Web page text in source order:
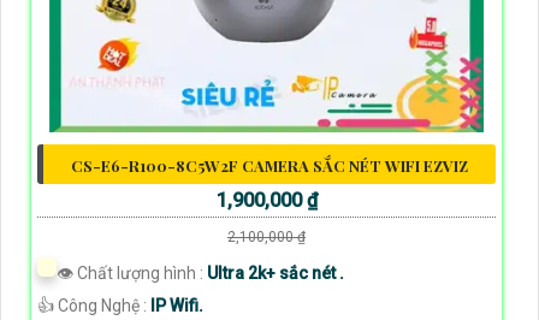
CS-E6-R100-8C5W2F CAMERA SẮC NÉT WIFI EZVIZ
1,900,000 ₫
2,100,000 ₫
👁 Chất lượng hình : Ultra 2k+ sắc nét .
👍 Công Nghệ :
IP Wifi.